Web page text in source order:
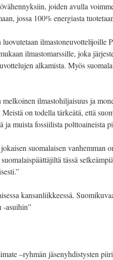
joiden avulla
jossa 100% energiasta
ilmastoneuvottelijoille
ilmastomarssille, joka
alkamista. Myös
ilmastohiljaisuus ja
on todella tärkeätä, että
ja muista fossiilista polttoaineista
suomalaisen vanhemman
tässä
kansanliikkeessä.
asuihin”
–ryhmän jäsenyhdistysten